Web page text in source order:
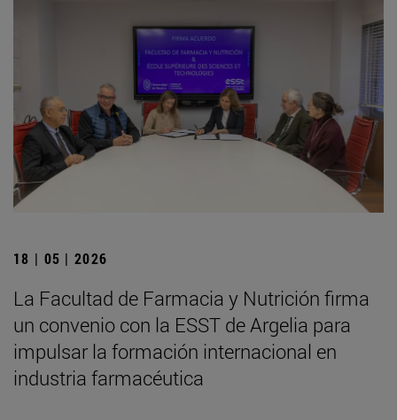
18 | 05 | 2026
La Facultad de Farmacia y Nutrición firma
un convenio con la ESST de Argelia para
impulsar la formación internacional en
industria farmacéutica